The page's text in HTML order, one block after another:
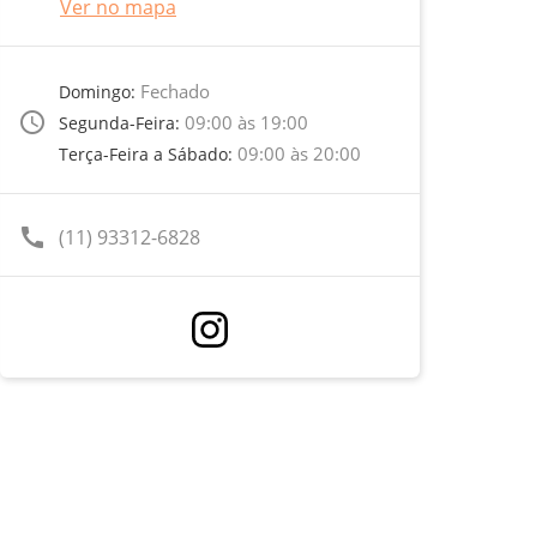
Ver no mapa
access_time
Domingo: Fechado
Segunda-Feira: 09:00 às 19:00
Terça-Feira a Sábado: 09:00 às 20:00
call (11) 93312-6828